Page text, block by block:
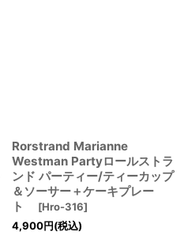
Rorstrand Marianne
Westman Partyロールストラ
ンド パーティー/ティーカップ
＆ソーサー＋ケーキプレー
ト
[Hro-316]
4,900円(税込)